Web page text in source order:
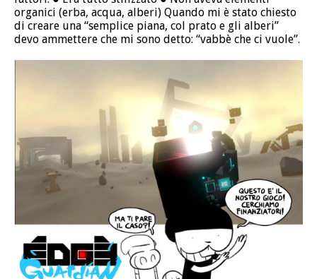
organici (erba, acqua, alberi) Quando mi è stato chiesto
di creare una “semplice piana, col prato e gli alberi”
devo ammettere che mi sono detto: “vabbè che ci vuole”.